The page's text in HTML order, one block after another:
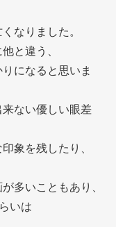
なりました。
と違う、
になると思いま
ない優しい眼差
象を残したり、
多いこともあり、
いは